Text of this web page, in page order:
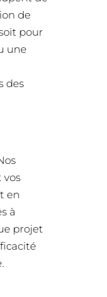
de
pour
une
des
en
à
projet